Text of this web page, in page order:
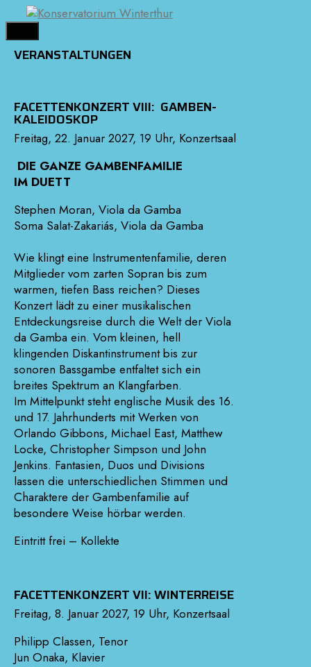
Springe
zum
Inhalt
VERANSTALTUNGEN
FACETTENKONZERT VIII: GAMBEN-
KALEIDOSKOP
Freitag, 22. Januar 2027, 19 Uhr, Konzertsaal
DIE GANZE GAMBENFAMILIE
IM DUETT
Stephen Moran, Viola da Gamba
Soma Salat-Zakariás, Viola da Gamba
Wie klingt eine Instrumentenfamilie, deren
Mitglieder vom zarten Sopran bis zum
warmen, tiefen Bass reichen? Dieses
Konzert lädt zu einer musikalischen
Entdeckungsreise durch die Welt der Viola
da Gamba ein. Vom kleinen, hell
klingenden Diskantinstrument bis zur
sonoren Bassgambe entfaltet sich ein
breites Spektrum an Klangfarben.
Im Mittelpunkt steht englische Musik des 16.
und 17. Jahrhunderts mit Werken von
Orlando Gibbons, Michael East, Matthew
Locke, Christopher Simpson und John
Jenkins. Fantasien, Duos und Divisions
lassen die unterschiedlichen Stimmen und
Charaktere der Gambenfamilie auf
besondere Weise hörbar werden.
Eintritt frei – Kollekte
FACETTENKONZERT VII: WINTERREISE
Freitag, 8. Januar 2027, 19 Uhr, Konzertsaal
Philipp Classen, Tenor
Jun Onaka, Klavier